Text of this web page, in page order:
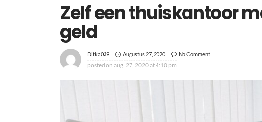
Zelf een thuiskantoor
geld
Ditka039 Augustus 27, 2020 No Comment
posted on aug. 27, 2020 at 4:10 pm